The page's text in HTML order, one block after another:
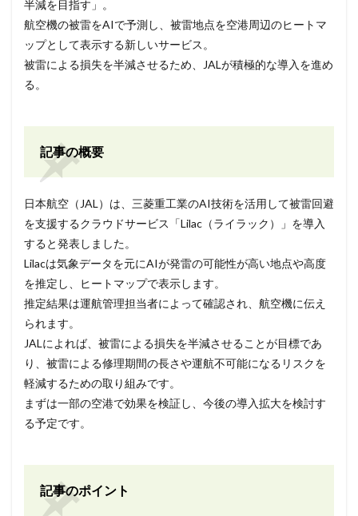
半減を目指す」。
航空機の被雷をAIで予測し、被雷地点を空港周辺のヒートマ
ップとして表示する新しいサービス。
被雷による損失を半減させるため、JALが積極的な導入を進め
る。
記事の概要
日本航空（JAL）は、三菱重工業のAI技術を活用して被雷回避
を支援するクラウドサービス「Lilac（ライラック）」を導入
すると発表しました。
Lilacは気象データを元にAIが発雷の可能性が高い地点や高度
を推定し、ヒートマップで表示します。
推定結果は運航管理担当者によって確認され、航空機に伝え
られます。
JALによれば、被雷による損失を半減させることが目標であ
り、被雷による修理期間の長さや運航不可能になるリスクを
軽減するための取り組みです。
まずは一部の空港で効果を検証し、今後の導入拡大を検討す
る予定です。
記事のポイント